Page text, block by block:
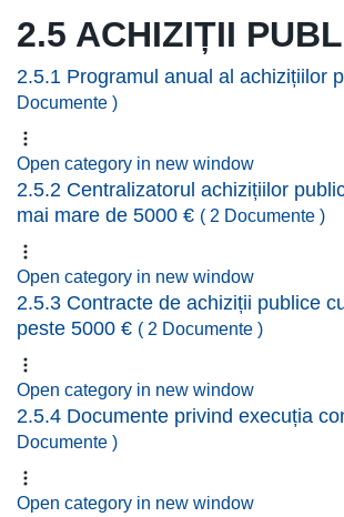
2.5 ACHIZIȚII
2.5.1 Programul anual al achizițiilor
Documente )
Open category in new window
2.5.2 Centralizatorul achizițiilor
mai mare de 5000 € ( 2 Documente )
Open category in new window
2.5.3 Contracte de achiziții publice
peste 5000 € ( 2 Documente )
Open category in new window
2.5.4 Documente privind execuția
Documente )
Open category in new window